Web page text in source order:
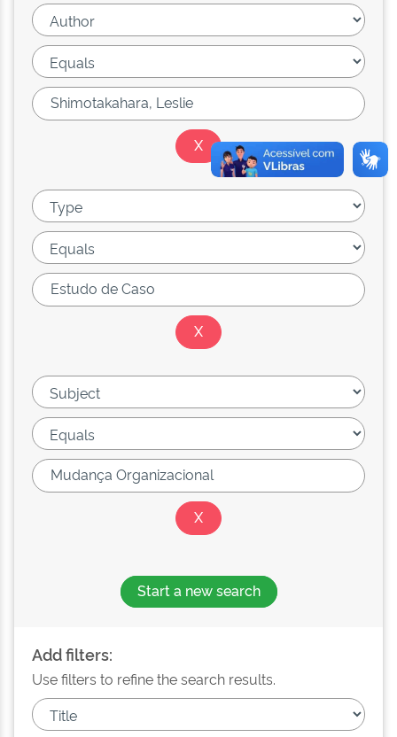
Start a new search
Add filters:
Use filters to refine the search results.